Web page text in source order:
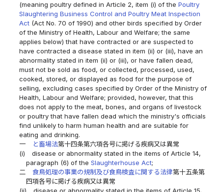
(meaning poultry defined in Article 2, item (i) of thePoultry
Slaughtering Business Control and Poultry Meat Inspection
Act (Act No. 70 of 1990) and other birds specified by Order
of the Ministry of Health, Labour and Welfare; the same
applies below) that have contracted or are suspected to
have contracted a disease stated in item (ii) or (iii), have an
abnormality stated in item (ii) or (iii), or have fallen dead,
must not be sold as food, or collected, processed, used,
cooked, stored, or displayed as food for the purpose of
selling, excluding cases specified by Order of the Ministry of
Health, Labour and Welfare; provided, however, that this
does not apply to the meat, bones, and organs of livestock
or poultry that have fallen dead which the ministry's officials
find unlikely to harm human health and are suitable for
eating and drinking.
一
と畜場法第十四条第六項各号に掲げる疾病又は異常
(i)
disease or abnormality stated in the items of Article 14,
paragraph (6) of the Slaughterhouse Act;
二
食鳥処理の事業の規制及び食鳥検査に関する法律第十五条第
四項各号に掲げる疾病又は異常